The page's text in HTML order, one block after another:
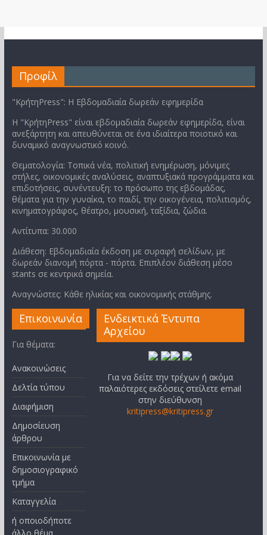
Προφίλ
"ΚρήτηPress": Η Εβδομαδιαία δωρεάν εφημερίδα
Η "ΚρήτηPress" είναι εβδομαδιαία δωρεάν εφημερίδα, είναι
ανεξάρτητη και απευθύνεται σε ένα ιδιαίτερα ποιοτικό και
δυναμικό αναγνωστικό κοινό.
Θεματολογία: Τοπικά νέα, πολιτική ενημέρωση, μόνιμες
στήλες, οικονομικές αναλύσεις, αναπτυξιακά προγράμματα και
επιδοτήσεις, συνέντευξη: το πρόσωπο της εβδομάδας,
θέματα για την γυναίκα, το παιδί, την οικογένεια, πολιτισμός,
κινηματογράφος, θέατρο, μουσική, ταξίδια, ζώδια.
Αντίτυπα: 30.000
Διάθεση: Εβδομαδιαία έκδοση με συραφή σελίδων, με
δωρεάν διανομή πόρτα - πόρτα. Επιπλέον διάθεση μέσο
stants σε κεντρικά σημεία.
Αναγνώστες: Κάθε ηλικίας και οικονομικής στάθμης.
Επικοινωνία
Για θέματα:
Ανακοινώσεις
Δελτία τύπου
Διαφήμιση
Δημοσίευση
άρθρου
Επικοινωνία με
δημοσιογραφικό
τμήμα
Καταγγελία
ή οποιοδήποτε
Ενδεικτικά Έντυπα
Αρχείου
Για να δείτε την τρέχων ή ακόμα
παλαιότερες εκδόσεις στείλετε email
στην διεύθυνση
kritipress@kritipress.gr